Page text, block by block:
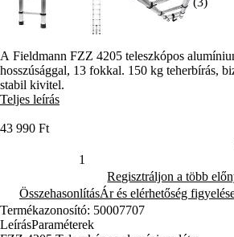
A Fieldmann FZZ 4205 teleszkópos
hosszúsággal, 13 fokkal. 150 kg teherbírás,
stabil kivitel.
Teljes leírás
43 990 Ft
Regisztráljon a több
ÖsszehasonlításÁr és elérhetőség
Termékazonosító: 50007707
LeírásParaméterek